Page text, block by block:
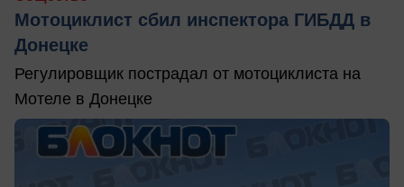
Мотоциклист сбил инспектора ГИБДД в
Донецке
Регулировщик пострадал от мотоциклиста на
Мотеле в Донецке